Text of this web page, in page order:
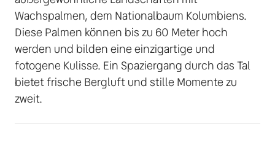
Wachspalmen, dem Nationalbaum Kolumbiens.
Diese Palmen können bis zu 60 Meter hoch
werden und bilden eine einzigartige und
fotogene Kulisse. Ein Spaziergang durch das Tal
bietet frische Bergluft und stille Momente zu
zweit.